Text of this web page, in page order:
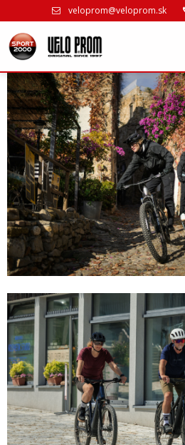
veloprom@veloprom.sk